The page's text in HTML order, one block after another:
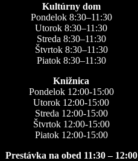
Kultúrny dom
Pondelok 8:30–11:30
Utorok 8:30–11:30
Streda 8:30–11:30
Štvrtok 8:30–11:30
Piatok 8:30–11:30
Knižnica
Pondelok 12:00-15:00
Utorok 12:00-15:00
Streda 12:00-15:00
Štvrtok 12:00-15:00
Piatok 12:00-15:00
Prestávka na obed 11:30 – 12:00